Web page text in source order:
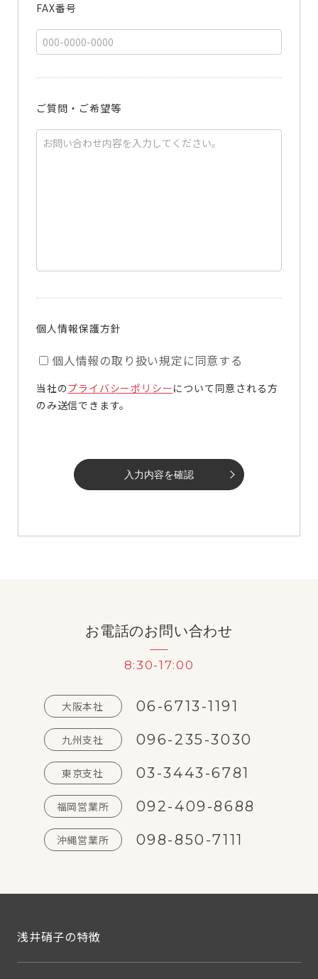
FAX番号
ご質問・ご希望等
個人情報保護方針
個人情報の取り扱い規定に同意する
当社のプライバシーポリシーについて同意される方
のみ送信できます。
入力内容を確認
お電話のお問い合わせ
8:30-17:00
大阪本社 06-6713-1191
九州支社 096-235-3030
東京支社 03-3443-6781
福岡営業所 092-409-8688
沖縄営業所 098-850-7111
浅井硝子の特徴